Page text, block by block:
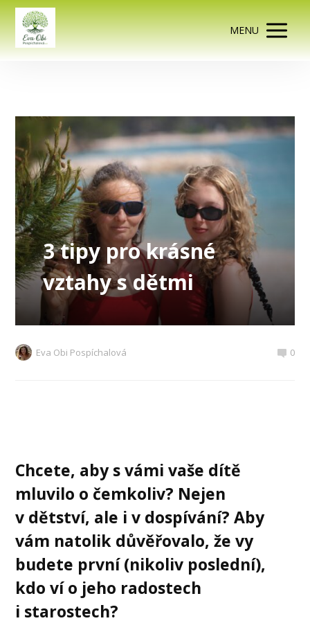
MENU
3 tipy pro krásné
vztahy s dětmi
Eva Obi Pospíchalová 0
Chcete, aby s vámi vaše dítě
mluvilo o čemkoliv? Nejen
v dětství, ale i v dospívání? Aby
vám natolik důvěřovalo, že vy
budete první (nikoliv poslední),
kdo ví o jeho radostech
i starostech?